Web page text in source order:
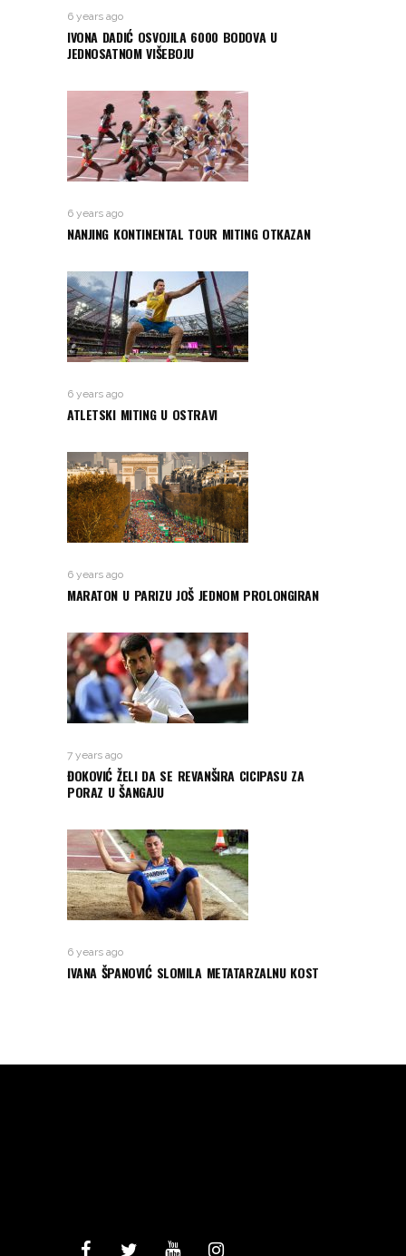
6 years ago
IVONA DADIĆ OSVOJILA 6000 BODOVA U
JEDNOSATNOM VIŠEBOJU
6 years ago
NANJING KONTINENTAL TOUR MITING OTKAZAN
6 years ago
ATLETSKI MITING U OSTRAVI
6 years ago
MARATON U PARIZU JOŠ JEDNOM PROLONGIRAN
7 years ago
ĐOKOVIĆ ŽELI DA SE REVANŠIRA CICIPASU ZA
PORAZ U ŠANGAJU
6 years ago
IVANA ŠPANOVIĆ SLOMILA METATARZALNU KOST